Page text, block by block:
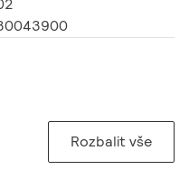
Rozbalit vše